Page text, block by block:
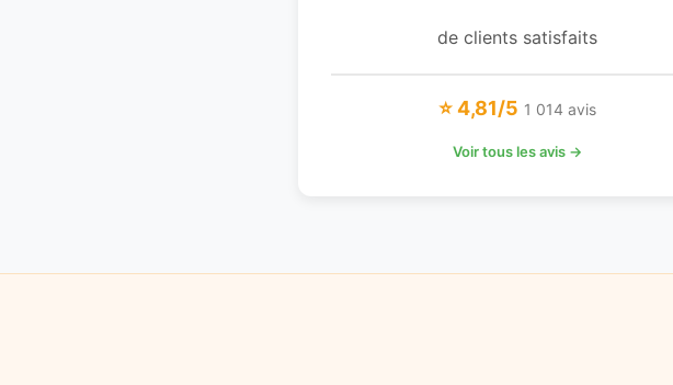
de clients satisfaits
⭐ 4,81/5 1 014 avis
Voir tous les avis →